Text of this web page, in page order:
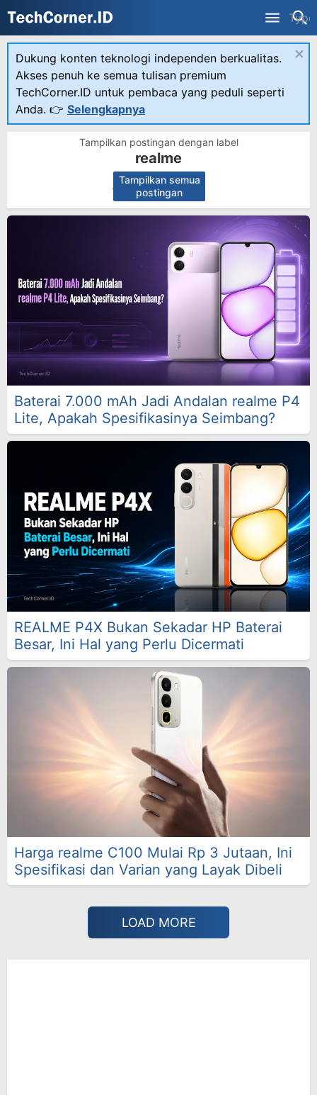
Dukung konten teknologi independen berkualitas.
Akses penuh ke semua tulisan premium
TechCorner.ID untuk pembaca yang peduli seperti
Anda. 👉 Selengkapnya
×
Tampilkan postingan dengan label
realme
. Tampilkan semua
postingan
Baterai 7.000 mAh Jadi Andalan realme P4
Lite, Apakah Spesifikasinya Seimbang?
REALME P4X Bukan Sekadar HP Baterai
Besar, Ini Hal yang Perlu Dicermati
Harga realme C100 Mulai Rp 3 Jutaan, Ini
Spesifikasi dan Varian yang Layak Dibeli
LOAD MORE